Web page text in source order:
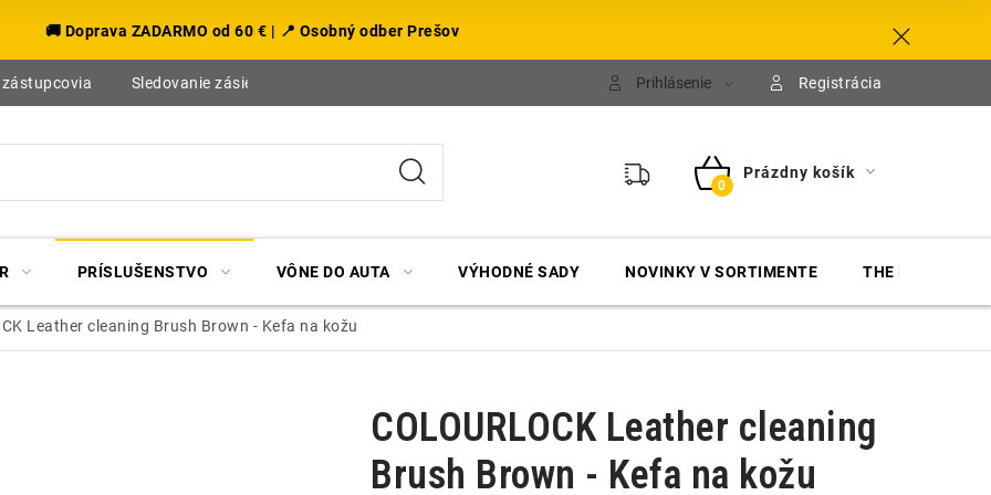
🚚 Doprava ZADARMO od 60 € | 📍 Osobný odber Prešov
Sledovanie zásielky Prihlásenie Registrácia
NÁKUPNÝ
Prázdny košík
PRÍSLUŠENSTVO VÔNE DO AUTA VÝHODNÉ SADY NOVINKY V SORTIMENTE THE FINISHER
Leather cleaning Brush Brown - Kefa na kožu
COLOURLOCK Leather cleaning
Brush Brown - Kefa na kožu